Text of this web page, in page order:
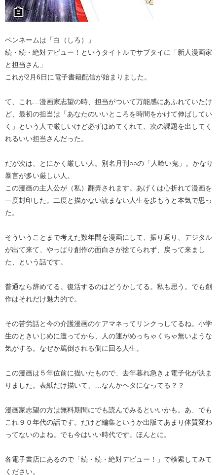
ペンネームは「白（しろ）」
続・続・絶対デビュー！というタイトルでサブタイに「新人漫画家
と担当さん」
これが2月6日に電子書籍配信が始まりました。
て、これ…漫画家志望の時、担当がついて万能感にあふれていたけ
ど、最初の担当は「あなたのいいところを時間をかけて伸ばしてい
く」という人で厳しいけど必ずほめてくれて、次の課題を出してく
れるいい担当さんだった。
だが次は、とにかく厳しい人。別名月刊○○の「人喰い鬼」。かなり
暴言が多い厳しい人。
この漫画の主人公が（私）翻弄されます。あげくは心折れて漫画を
一度封印した。二度と描かない読まない人生を歩もうと本気で思っ
た。
そういうことまで考えた数年間を漫画にして、振り返り、デジタル
が出て来て、やっぱり創作の面白さが捨てられず、戻って来まし
た、という話です。
普通なら辞めてる。復活するのはどうかしてる。私も思う。でも創
作はそれだけ魅力的で。
その苦労話と今の介護漫画のケアマネってリンクっしてるね。小学
生のときいじめに遭ってから、人の運がめっちゃくちゃ無いような
気がする。なぜか罵倒される側に回る人生。
この漫画は５年位前に描いたもので、去年暮れ急きょ電子化が決ま
りました。表紙だけ描いて、…なんかヘタになってる？？
漫画家志望の方は無料期間にでも読んでみるといいかも。あ、でも
これ９０年代の話です。だけど編集というか出版てあまり体質変わ
ってないのよね。でも今はいい時代です。ほんとに。
各電子書店にあるので「続・続・絶対デビュー！」で検索してみて
ください。